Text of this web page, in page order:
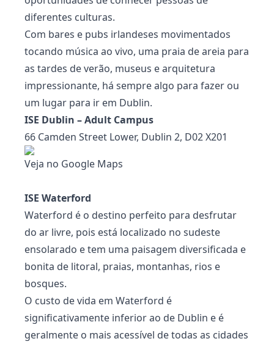
diferentes culturas.
Com bares e pubs irlandeses movimentados
tocando música ao vivo, uma praia de areia para
as tardes de verão, museus e arquitetura
impressionante, há sempre algo para fazer ou
um lugar para ir em Dublin.
ISE Dublin – Adult Campus
66 Camden Street Lower, Dublin 2, D02 X201
Veja no Google Maps
ISE Waterford
Waterford é o destino perfeito para desfrutar
do ar livre, pois está localizado no sudeste
ensolarado e tem uma paisagem diversificada e
bonita de litoral, praias, montanhas, rios e
bosques.
O custo de vida em Waterford é
significativamente inferior ao de Dublin e é
geralmente o mais acessível de todas as cidades